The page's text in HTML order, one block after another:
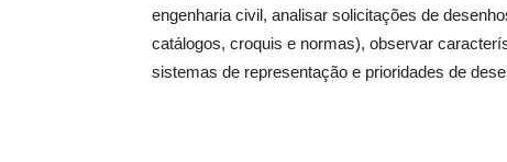
engenharia civil, analisar solicitações de
catálogos, croquis e normas), observar
sistemas de representação e prioridades de